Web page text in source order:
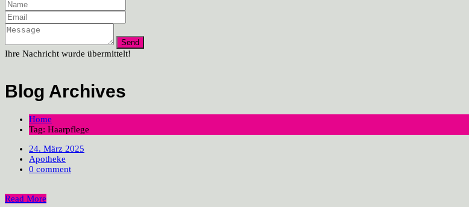
Ihre Nachricht wurde übermittelt!
Blog Archives
Home
Tag: Haarpflege
24. März 2025
Apotheke
0 comment
Read More